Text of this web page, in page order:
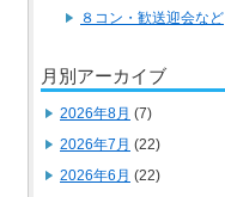
８コン・歓送迎会など
月別アーカイブ
2026年8月 (7)
2026年7月 (22)
2026年6月 (22)